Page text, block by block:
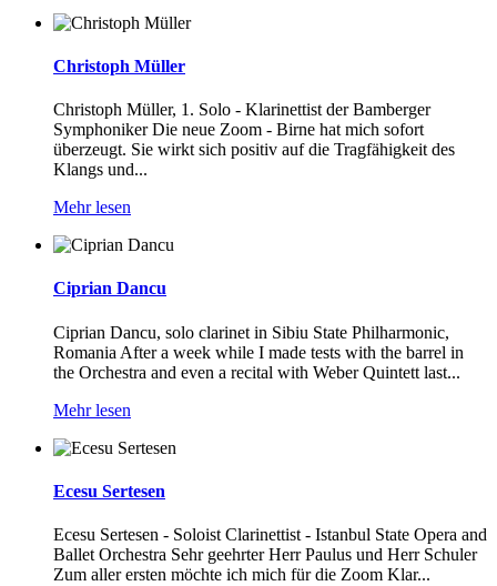
Christoph Müller
Christoph Müller, 1. Solo - Klarinettist der Bamberger
Symphoniker Die neue Zoom - Birne hat mich sofort
überzeugt. Sie wirkt sich positiv auf die Tragfähigkeit des
Klangs und...
Mehr lesen
Ciprian Dancu
Ciprian Dancu, solo clarinet in Sibiu State Philharmonic,
Romania After a week while I made tests with the barrel in
the Orchestra and even a recital with Weber Quintett last...
Mehr lesen
Ecesu Sertesen
Ecesu Sertesen - Soloist Clarinettist - Istanbul State Opera and
Ballet Orchestra Sehr geehrter Herr Paulus und Herr Schuler
Zum aller ersten möchte ich mich für die Zoom Klar...